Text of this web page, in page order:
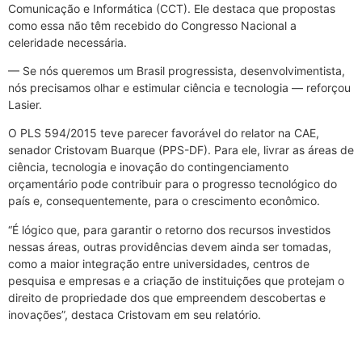
Comunicação e Informática (CCT). Ele destaca que propostas
como essa não têm recebido do Congresso Nacional a
celeridade necessária.
— Se nós queremos um Brasil progressista, desenvolvimentista,
nós precisamos olhar e estimular ciência e tecnologia — reforçou
Lasier.
O PLS 594/2015 teve parecer favorável do relator na CAE,
senador Cristovam Buarque (PPS-DF). Para ele, livrar as áreas de
ciência, tecnologia e inovação do contingenciamento
orçamentário pode contribuir para o progresso tecnológico do
país e, consequentemente, para o crescimento econômico.
“É lógico que, para garantir o retorno dos recursos investidos
nessas áreas, outras providências devem ainda ser tomadas,
como a maior integração entre universidades, centros de
pesquisa e empresas e a criação de instituições que protejam o
direito de propriedade dos que empreendem descobertas e
inovações”, destaca Cristovam em seu relatório.